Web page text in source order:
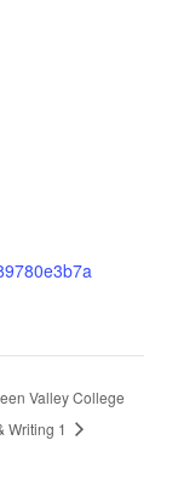
Valley College
Writing 1